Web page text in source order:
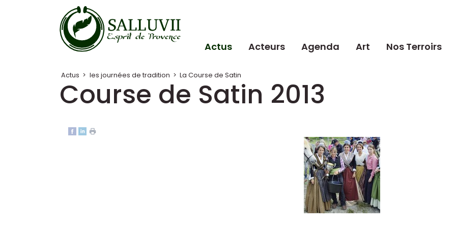
Panneau de gestion des cookies
Actus Acteurs Agenda Art Nos Terroirs
Actus > les journées de tradition > La Course de Satin
Course de Satin 2013